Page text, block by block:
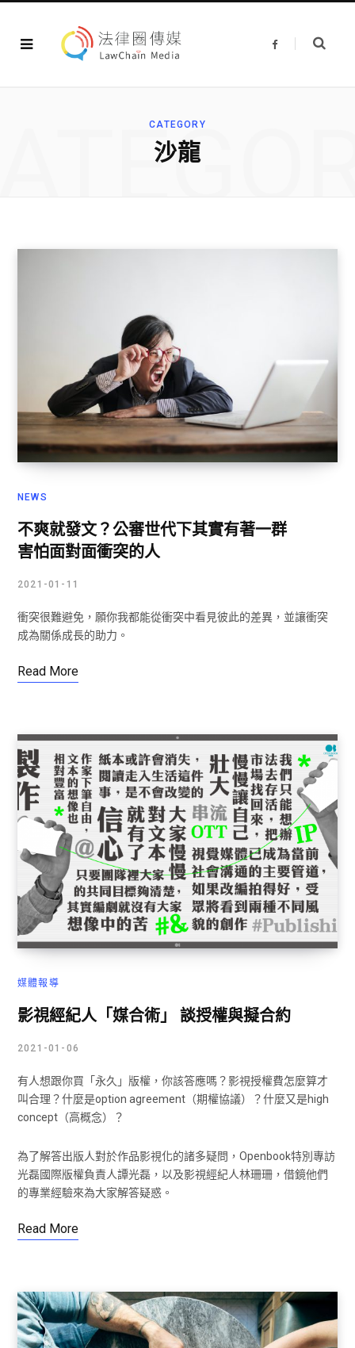
F
CATEGORY
沙龍
NEWS
不爽就發文？公審世代下其實有著一群
害怕面對面衝突的人
2021-01-11
衝突很難避免，願你我都能從衝突中看見彼此的差異，並讓衝突
成為關係成長的助力。
Read More
媒體報導
影視經紀人「媒合術」 談授權與擬合約
2021-01-06
有人想跟你買「永久」版權，你該答應嗎？影視授權費怎麼算才
叫合理？什麼是option agreement（期權協議）？什麼又是high
concept（高概念）？
為了解答出版人對於作品影視化的諸多疑問，Openbook特別專訪
光磊國際版權負責人譚光磊，以及影視經紀人林珊珊，借鏡他們
的專業經驗來為大家解答疑惑。
Read More